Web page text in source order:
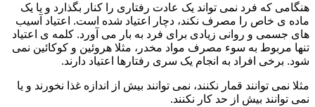
هنگامی که فرد نمی تواند یک عادت رفتاری را کنار بگذارد و یا یک
ماده ی خاص را مصرف نکند، دچار اعتیاد شده است. اعتیاد آسیب
های جسمی و روانی زیادی برای فرد به بار می آورد. کلمه ی اعتیاد
تنها مربوط به سوء مصرف مواد مخدر، مثلا هروئین و کوکائین نمی
شود. برخی افراد به انجام یک سری رفتارها اعتیاد دارند.
مثلا نمی توانند قمار نکنند، نمی توانند بیش از اندازه غذا نخورند و یا
نمی توانند بیش از حد کار نکنند.